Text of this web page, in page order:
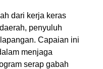
dari kerja keras
penyuluh
Capaian ini
menjaga
serap gabah